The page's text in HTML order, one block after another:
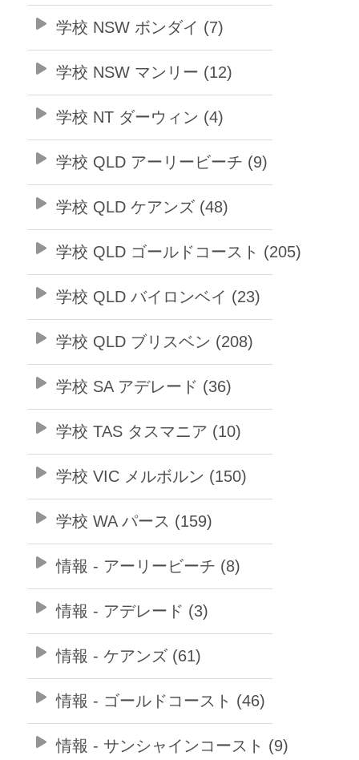
学校 NSW ボンダイ (7)
学校 NSW マンリー (12)
学校 NT ダーウィン (4)
学校 QLD アーリービーチ (9)
学校 QLD ケアンズ (48)
学校 QLD ゴールドコースト (205)
学校 QLD バイロンベイ (23)
学校 QLD ブリスベン (208)
学校 SA アデレード (36)
学校 TAS タスマニア (10)
学校 VIC メルボルン (150)
学校 WA パース (159)
情報 - アーリービーチ (8)
情報 - アデレード (3)
情報 - ケアンズ (61)
情報 - ゴールドコースト (46)
情報 - サンシャインコースト (9)